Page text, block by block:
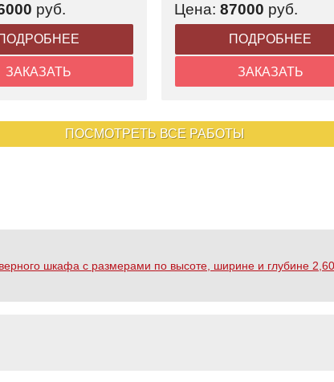
руб.
ЗАКАЗАТЬ
Цена: 87000 руб.
ПОДРОБНЕЕ
ЗАКАЗАТЬ
ПОСМОТРЕТЬ ВСЕ РАБОТЫ
шкафа с размерами по высоте, ширине и глубине